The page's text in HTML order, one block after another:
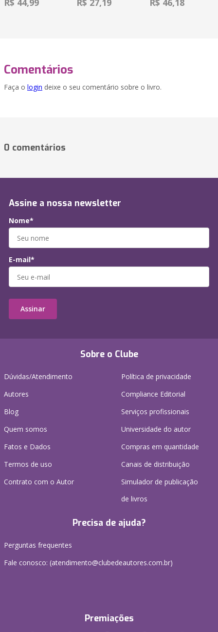
R$ 44,99 R$ 27,19 R$ 46,18
Comentários
Faça o login deixe o seu comentário sobre o livro.
0 comentários
Sobre o Clube
Dúvidas/Atendimento
Autores
Blog
Quem somos
Fatos e Dados
Termos de uso
Contrato com o Autor
Política de privacidade
Compliance Editorial
Serviços profissionais
Universidade do autor
Compras em quantidade
Canais de distribuição
Simulador de publicação
de livros
Precisa de ajuda?
Perguntas frequentes
Fale conosco: (atendimento@clubedeautores.com.br)
Premiações
Assine a nossa newsletter
Nome*
E-mail*
Assinar